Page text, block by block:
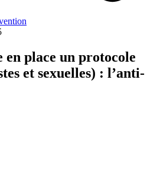
place un protocole
et sexuelles) : l’anti-